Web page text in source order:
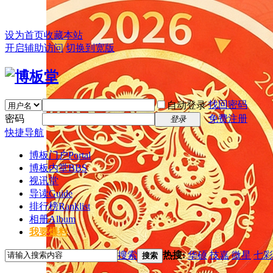
设为首页收藏本站
开启辅助访问 切换到宽版
自动登录 找回密码
密码
登录
免费注册
快捷导航
博板门户Portal
博板内堂BBS
视讯堂
导读Guide
排行榜Ranklist
相册Album
我要爆料
搜索 搜索 热搜:华硕 技嘉 微星 七